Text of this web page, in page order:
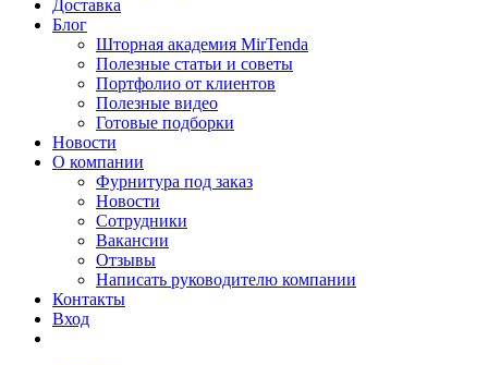
Доставка
Блог
Шторная академия MirTenda
Полезные статьи и советы
Портфолио от клиентов
Полезные видео
Готовые подборки
Новости
О компании
Фурнитура под заказ
Новости
Сотрудники
Вакансии
Отзывы
Написать руководителю компании
Контакты
Вход